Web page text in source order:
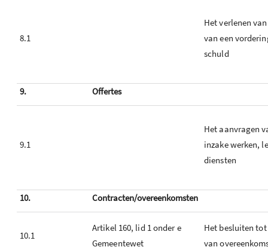
8.1
Het verlenen
van een
schuld
9. Offertes
9.1
Het aanvragen
inzake werken,
diensten
10. Contracten/overeenkomsten
10.1
Artikel 160, lid 1 onder e
Gemeentewet
Het besluiten
van